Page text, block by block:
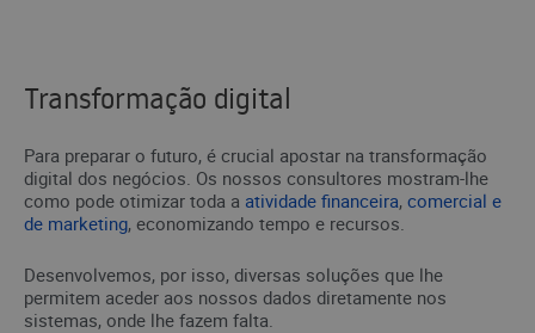
Transformação digital
Para preparar o futuro, é crucial apostar na transformação
digital dos negócios. Os nossos consultores mostram-lhe
como pode otimizar toda a atividade financeira, comercial e
de marketing, economizando tempo e recursos.
Desenvolvemos, por isso, diversas soluções que lhe
permitem aceder aos nossos dados diretamente nos
sistemas, onde lhe fazem falta.